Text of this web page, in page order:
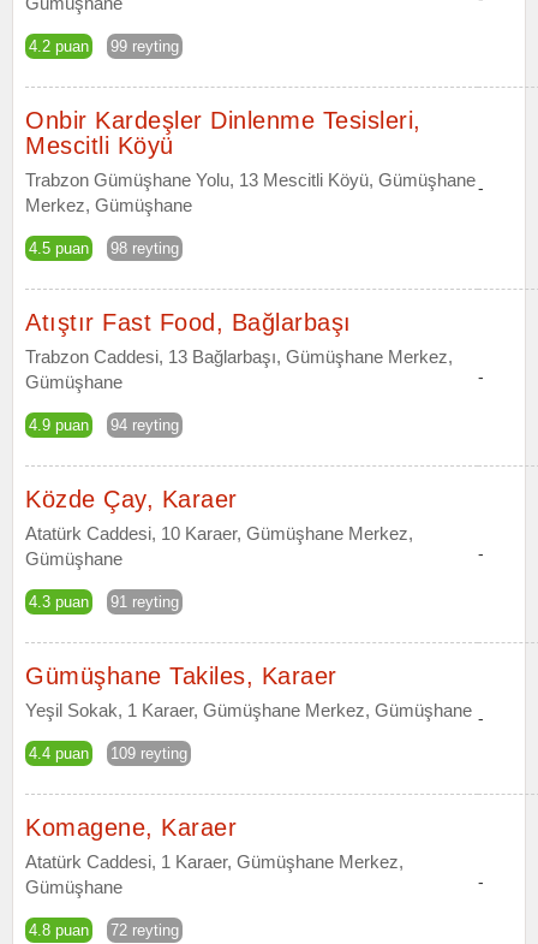
4.2 puan 99 reyting
Onbir Kardeşler Dinlenme Tesisleri,
Mescitli Köyü
Trabzon Gümüşhane Yolu, 13 Mescitli Köyü, Gümüşhane
Merkez, Gümüşhane
4.5 puan 98 reyting
-
Atıştır Fast Food, Bağlarbaşı
Trabzon Caddesi, 13 Bağlarbaşı, Gümüşhane Merkez,
Gümüşhane
4.9 puan 94 reyting
-
Közde Çay, Karaer
Atatürk Caddesi, 10 Karaer, Gümüşhane Merkez,
Gümüşhane
4.3 puan 91 reyting
-
Gümüşhane Takiles, Karaer
Yeşil Sokak, 1 Karaer, Gümüşhane Merkez, Gümüşhane
4.4 puan 109 reyting
-
Komagene, Karaer
Atatürk Caddesi, 1 Karaer, Gümüşhane Merkez,
Gümüşhane
4.8 puan 72 reyting
-